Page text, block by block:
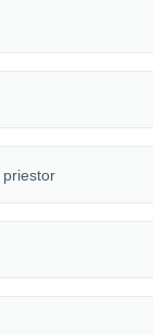
priestor